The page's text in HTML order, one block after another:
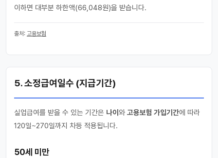
이하면 대부분 하한액(66,048원)을 받습니다.
출처: 고용보험
5. 소정급여일수 (지급기간)
실업급여를 받을 수 있는 기간은 나이 와 고용보험 가입기간에 따라
120일~270일까지 차등 적용됩니다.
50세 미만